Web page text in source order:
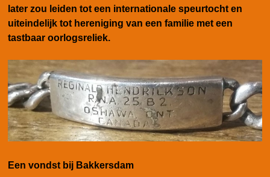
later zou leiden tot een internationale speurtocht en
uiteindelijk tot hereniging van een familie met een
tastbaar oorlogsreliek.
Een vondst bij Bakkersdam